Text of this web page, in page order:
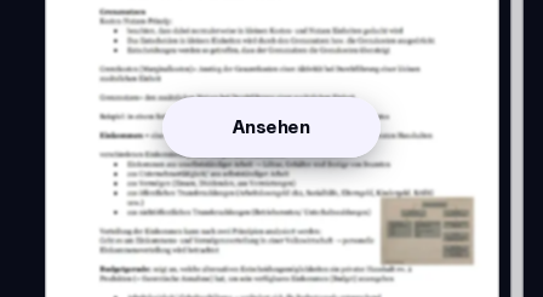
Ansehen